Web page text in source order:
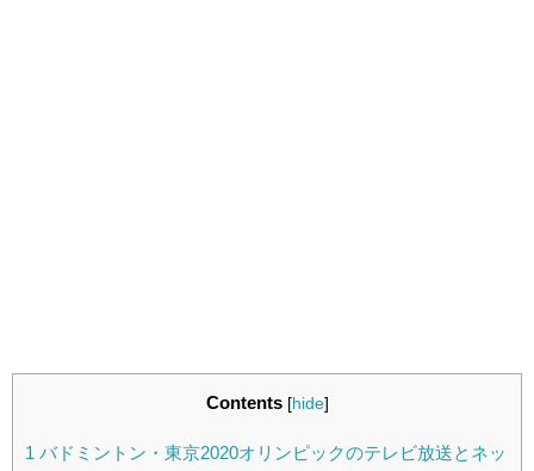
Contents [hide]
1 バドミントン・東京2020オリンピックのテレビ放送とネッ